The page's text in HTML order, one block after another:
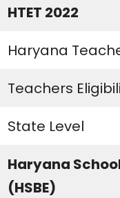
HTET 2022
Haryana
Teachers
State Level
Haryana
(HSBE)